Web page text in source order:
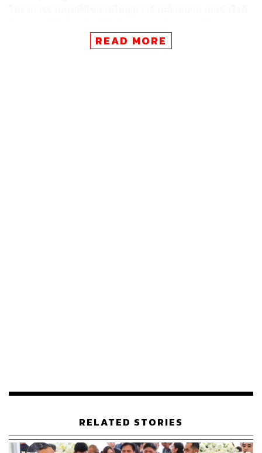
แยกแยะระหว่างความฝันและความจริง โดยยึดประโยชน์
ของประชาชนเป็นที่ตั้ง โดยตัวเลขประมาณการในรายงาน
มนพรกล่าวต่อว่า จึงถือเป็นความท้าทายของรัฐบาลที่จะต้อง
รองรับและวางแผนต่อปัญหาที่จะเกิดขึ้นในอนาคต หาก
READ MORE
RELATED STORIES